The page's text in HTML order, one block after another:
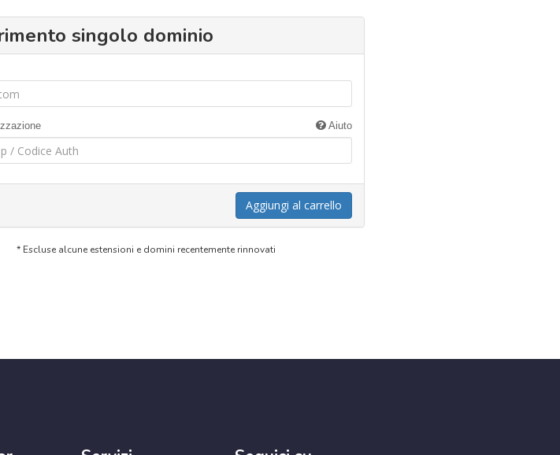
singolo dominio
Aiuto
Aggiungi al carrello
* Escluse alcune estensioni e domini recentemente rinnovati